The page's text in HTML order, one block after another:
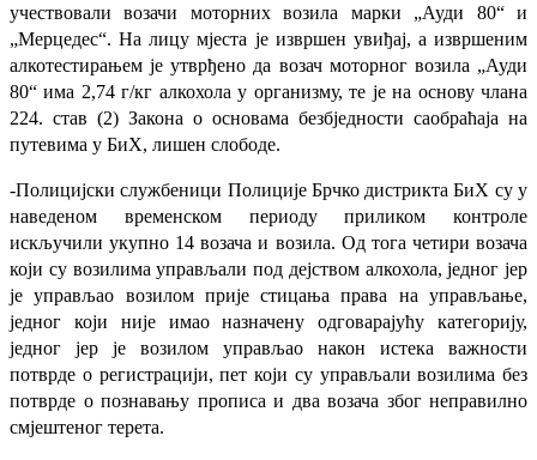
учествовали возачи моторних возила марки „Ауди 80“ и
„Мерцедес“. На лицу мјеста је извршен увиђај, а извршеним
алкотестирањем је утврђено да возач моторног возила „Ауди
80“ има 2,74 г/кг алкохола у организму, те је на основу члана
224. став (2) Закона о основама безбједности саобраћаја на
путевима у БиХ, лишен слободе.
-Полицијски службеници Полиције Брчко дистрикта БиХ су у
наведеном временском периоду приликом контроле
искључили укупно 14 возача и возила. Од тога четири возача
који су возилима управљали под дејством алкохола, једног јер
је управљао возилом прије стицања права на управљање,
једног који није имао назначену одговарајућу категорију,
једног јер је возилом управљао након истека важности
потврде о регистрацији, пет који су управљали возилима без
потврде о познавању прописа и два возача због неправилно
смјештеног терета.